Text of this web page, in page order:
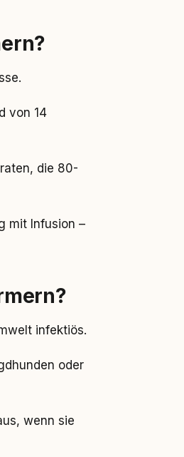
von 14
die 80-
mit Infusion –
infektiös.
oder
wenn sie